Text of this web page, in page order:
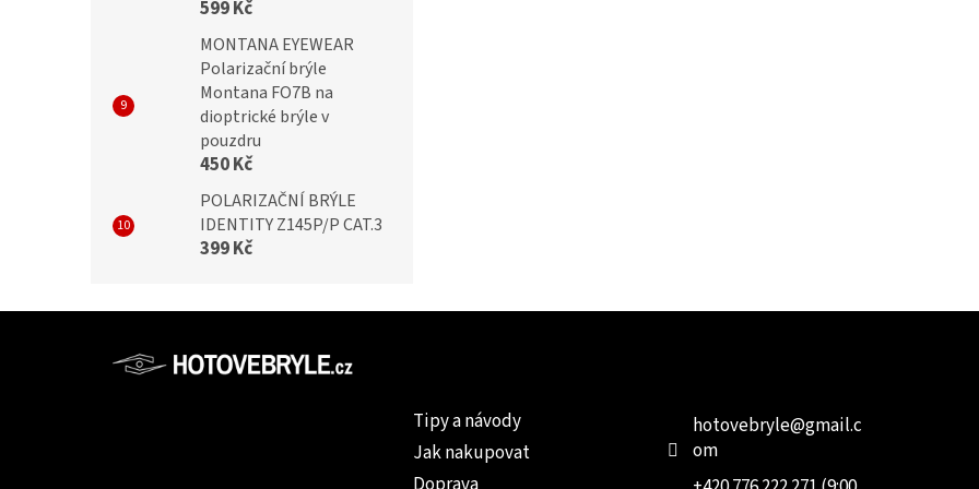
599 Kč
MONTANA EYEWEAR
Polarizační brýle
Montana FO7B na
dioptrické brýle v
pouzdru
450 Kč
POLARIZAČNÍ BRÝLE
IDENTITY Z145P/P CAT.3
399 Kč
Tipy a návody
Jak nakupovat
hotovebryle@gmail.c
om